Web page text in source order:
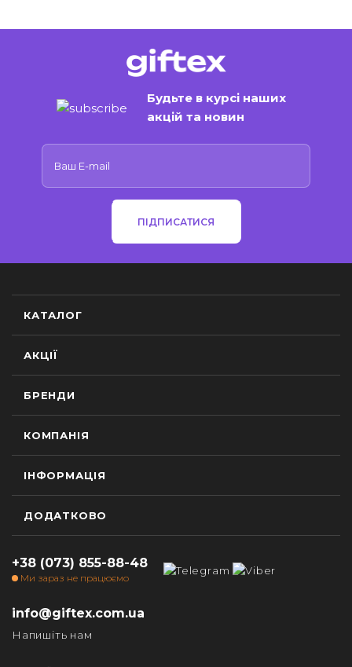
Будьте в курсі наших
акцій та новин
ПІДПИСАТИСЯ
КАТАЛОГ
АКЦІЇ
БРЕНДИ
КОМПАНІЯ
ІНФОРМАЦІЯ
ДОДАТКОВО
+38 (073) 855-88-48
Ми зараз не працюємо
info@giftex.com.ua
Напишіть нам